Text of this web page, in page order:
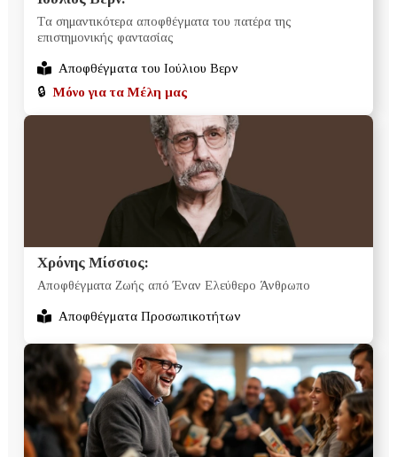
Tα σημαντικότερα αποφθέγματα του πατέρα της
επιστημονικής φαντασίας
Αποφθέγματα του Ιούλιου Βερν
🔒 Μόνο για τα Μέλη μας
Χρόνης Μίσσιος:
Αποφθέγματα Ζωής από Έναν Ελεύθερο Άνθρωπο
Αποφθέγματα Προσωπικοτήτων